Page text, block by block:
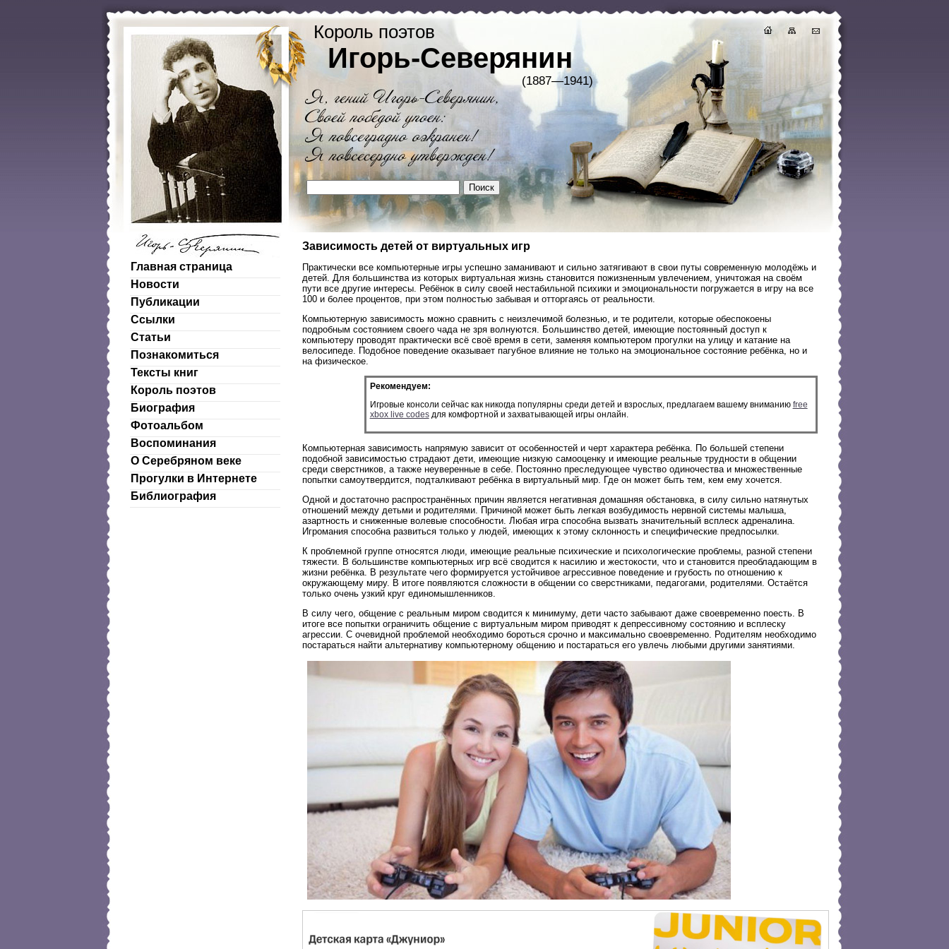
Король поэтов
Игорь-Северянин
(1887—1941)
Главная страница
Новости
Публикации
Ссылки
Статьи
Познакомиться
Тексты книг
Король поэтов
Биография
Фотоальбом
Воспоминания
О Серебряном веке
Прогулки в Интернете
Библиография
Зависимость детей от виртуальных игр
Практически все компьютерные игры успешно заманивают и сильно затягивают в свои путы современную молодёжь и
детей. Для большинства из которых виртуальная жизнь становится пожизненным увлечением, уничтожая на своём
пути все другие интересы. Ребёнок в силу своей нестабильной психики и эмоциональности погружается в игру на все
100 и более процентов, при этом полностью забывая и отторгаясь от реальности.
Компьютерную зависимость можно сравнить с неизлечимой болезнью, и те родители, которые обеспокоены
подробным состоянием своего чада не зря волнуются. Большинство детей, имеющие постоянный доступ к
компьютеру проводят практически всё своё время в сети, заменяя компьютером прогулки на улицу и катание на
велосипеде. Подобное поведение оказывает пагубное влияние не только на эмоциональное состояние ребёнка, но и
на физическое.
Рекомендуем:
Игровые консоли сейчас как никогда популярны среди детей и взрослых, предлагаем вашему вниманию free
xbox live codesдля комфортной и захватывающей игры онлайн.
Компьютерная зависимость напрямую зависит от особенностей и черт характера ребёнка. По большей степени
подобной зависимостью страдают дети, имеющие низкую самооценку и имеющие реальные трудности в общении
среди сверстников, а также неуверенные в себе. Постоянно преследующее чувство одиночества и множественные
попытки самоутвердится, подталкивают ребёнка в виртуальный мир. Где он может быть тем, кем ему хочется.
Одной и достаточно распространённых причин является негативная домашняя обстановка, в силу сильно натянутых
отношений между детьми и родителями. Причиной может быть легкая возбудимость нервной системы малыша,
азартность и сниженные волевые способности. Любая игра способна вызвать значительный всплеск адреналина.
Игромания способна развиться только у людей, имеющих к этому склонность и специфические предпосылки.
К проблемной группе относятся люди, имеющие реальные психические и психологические проблемы, разной степени
тяжести. В большинстве компьютерных игр всё сводится к насилию и жестокости, что и становится преобладающим в
жизни ребёнка. В результате чего формируется устойчивое агрессивное поведение и грубость по отношению к
окружающему миру. В итоге появляются сложности в общении со сверстниками, педагогами, родителями. Остаётся
только очень узкий круг единомышленников.
В силу чего, общение с реальным миром сводится к минимуму, дети часто забывают даже своевременно поесть. В
итоге все попытки ограничить общение с виртуальным миром приводят к депрессивному состоянию и всплеску
агрессии. С очевидной проблемой необходимо бороться срочно и максимально своевременно. Родителям необходимо
постараться найти альтернативу компьютерному общению и постараться его увлечь любыми другими занятиями.